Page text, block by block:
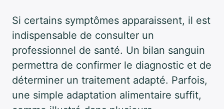
Si certains symptômes apparaissent, il est
indispensable de consulter un
professionnel de santé. Un bilan sanguin
permettra de confirmer le diagnostic et de
déterminer un traitement adapté. Parfois,
une simple adaptation alimentaire suffit,